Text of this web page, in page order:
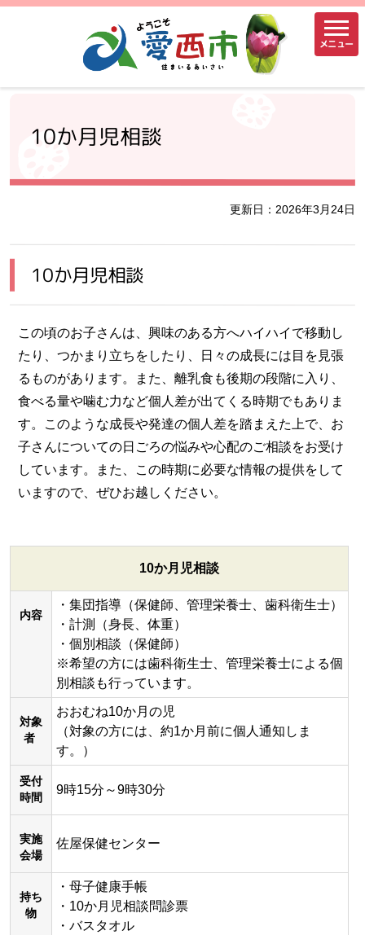
メニュー
10か月児相談
更新日：2026年3月24日
10か月児相談
この頃のお子さんは、興味のある方へハイハイで移動し
たり、つかまり立ちをしたり、日々の成長には目を見張
るものがあります。また、離乳食も後期の段階に入り、
食べる量や噛む力など個人差が出てくる時期でもありま
す。このような成長や発達の個人差を踏まえた上で、お
子さんについての日ごろの悩みや心配のご相談をお受け
しています。また、この時期に必要な情報の提供をして
いますので、ぜひお越しください。
10か月児相談
内容
・集団指導（保健師、管理栄養士、歯科衛生士）
・計測（身長、体重）
・個別相談（保健師）
※希望の方には歯科衛生士、管理栄養士による個
別相談も行っています。
対象
者
おおむね10か月の児
（対象の方には、約1か月前に個人通知しま
す。）
受付
時間
9時15分～9時30分
実施
会場
佐屋保健センター
持ち
物
・母子健康手帳
・10か月児相談問診票
・バスタオル